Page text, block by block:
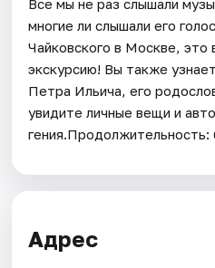
Все мы не раз слышали
многие ли слышали его
Чайковского в Москве,
экскурсию! Вы также
Петра Ильича, его
увидите личные вещи и
гения.Продолжительность:
Адрес